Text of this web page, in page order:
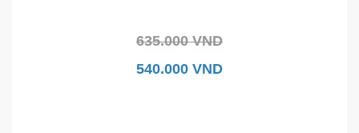
635.000 VND
540.000 VND